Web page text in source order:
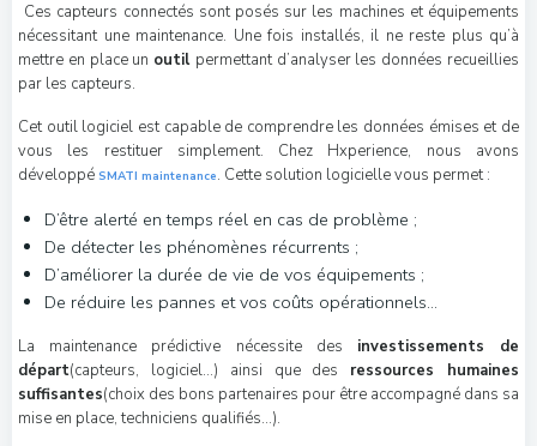
Ces capteurs connectés sont posés sur les machines et équipements
nécessitant une maintenance. Une fois installés, il ne reste plus qu’à
mettre en place un outil permettant d’analyser les données recueillies
par les capteurs.
Cet outil logiciel est capable de comprendre les données émises et de
vous les restituer simplement. Chez Hxperience, nous avons
développé SMATI maintenance. Cette solution logicielle vous permet :
D’être alerté en temps réel en cas de problème ;
De détecter les phénomènes récurrents ;
D’améliorer la durée de vie de vos équipements ;
De réduire les pannes et vos coûts opérationnels…
La maintenance prédictive nécessite des investissements de
départ(capteurs, logiciel…) ainsi que des ressources humaines
suffisantes(choix des bons partenaires pour être accompagné dans sa
mise en place, techniciens qualifiés…).